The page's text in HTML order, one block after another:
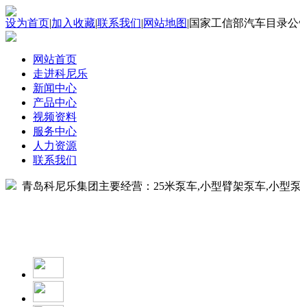
设为首页|加入收藏|联系我们|网站地图|国家工信部汽车目录
网站首页
走进科尼乐
新闻中心
产品中心
视频资料
服务中心
人力资源
联系我们
青岛科尼乐集团主要经营：25米泵车,小型臂架泵车,小型